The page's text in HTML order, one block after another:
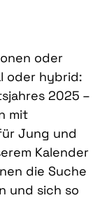
oder
oder hybrid:
2025 –
mit
Jung und
Kalender
die Suche
und sich so